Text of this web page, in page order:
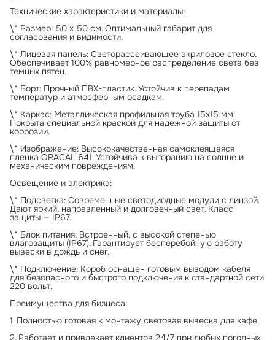
Технические характеристики и материалы:
\* Размер: 50 х 50 см. Оптимальный габарит для
согласования и видимости.
\* Лицевая панель: Светорассеивающее акриловое стекло.
Обеспечивает 100% равномерное распределение света без
темных пятен.
\* Борт: Прочный ПВХ-пластик. Устойчив к перепадам
температур и атмосферным осадкам.
\* Каркас: Металлическая профильная труба 15х15 мм.
Покрыта специальной краской для надежной защиты от
коррозии.
\* Изображение: Высококачественная самоклеящаяся
пленка ORACAL 641. Устойчива к выгоранию на солнце и
механическим повреждениям.
Освещение и электрика:
\* Подсветка: Современные светодиодные модули с линзой.
Дают яркий, направленный и долговечный свет. Класс
защиты — IP67.
\* Блок питания: Встроенный, с высокой степенью
влагозащиты (IP67). Гарантирует бесперебойную работу
вывески в дождь и снег.
\* Подключение: Короб оснащен готовым выводом кабеля
для безопасного и быстрого подключения к стандартной сети
220 вольт.
Преимущества для бизнеса:
1. Полностью готовая к монтажу световая вывеска для кафе.
2. Работает и привлекает клиентов 24/7 при любых погодных